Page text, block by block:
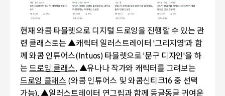
현재 와콤 타블렛으로 디지털 드로잉을 진행할 수 있는 관
련 클래스로는▲캐릭터 일러스트레이터 '그리지영'과 함
께 와콤 인튜어스(Intuos) 타블렛으로 '문구 디자인'을 하
는드로잉 클래스, ▲유나나 작가와 캐릭터를 그려보는
드로잉 클래스 (와콤 인튜어스 및 와콤신티크16 중 선택
가능), ▲일러스트레이터 연그림과 함께 동글동글 귀여운